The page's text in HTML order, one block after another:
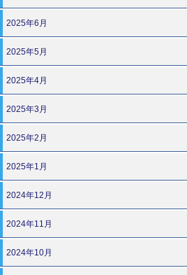
2025年6月
2025年5月
2025年4月
2025年3月
2025年2月
2025年1月
2024年12月
2024年11月
2024年10月